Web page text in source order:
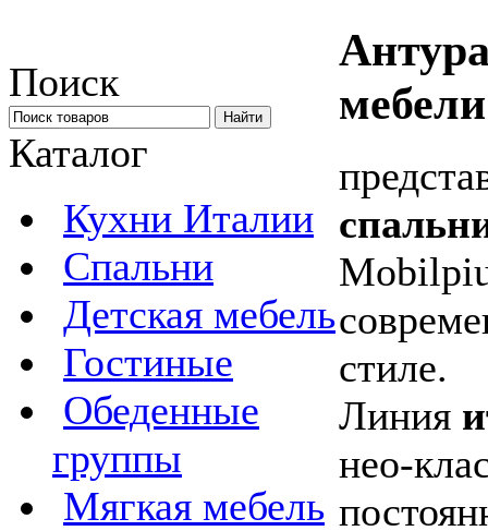
Поиск
Каталог
Кухни Италии
Спальни
Детская мебель
Гостиные
Обеденные
группы
Мягкая мебель
мебели
стиле.
Линия
нео-